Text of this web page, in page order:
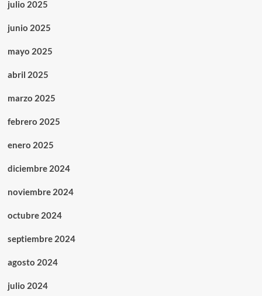
julio 2025
junio 2025
mayo 2025
abril 2025
marzo 2025
febrero 2025
enero 2025
diciembre 2024
noviembre 2024
octubre 2024
septiembre 2024
agosto 2024
julio 2024